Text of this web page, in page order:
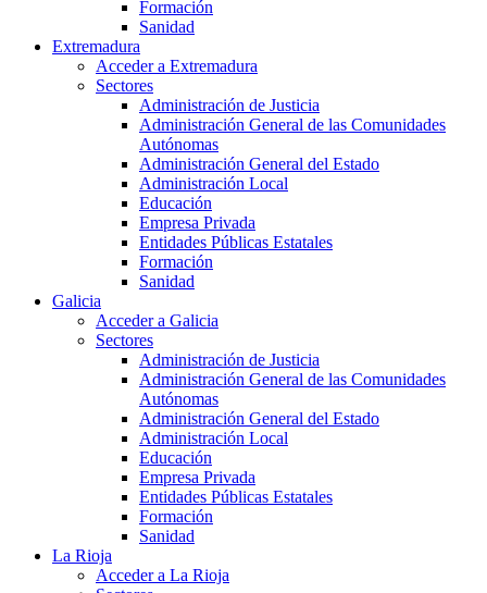
Formación
Sanidad
Extremadura
Acceder a Extremadura
Sectores
Administración de Justicia
Administración General de las Comunidades
Autónomas
Administración General del Estado
Administración Local
Educación
Empresa Privada
Entidades Públicas Estatales
Formación
Sanidad
Galicia
Acceder a Galicia
Sectores
Administración de Justicia
Administración General de las Comunidades
Autónomas
Administración General del Estado
Administración Local
Educación
Empresa Privada
Entidades Públicas Estatales
Formación
Sanidad
La Rioja
Acceder a La Rioja